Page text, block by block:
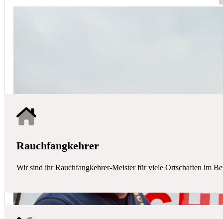
Rauchfangkehrer
Wir sind ihr Rauchfangkehrer-Meister für viele Ortschaften im